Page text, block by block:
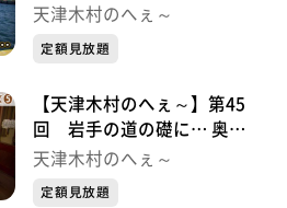
奥州街道シリーズ⑥
天津木村のへぇ～
定額見放題
【天津木村のへぇ～】第45
回 岩手の道の礎に… 奥州
街道シリーズ⑤
天津木村のへぇ～
定額見放題